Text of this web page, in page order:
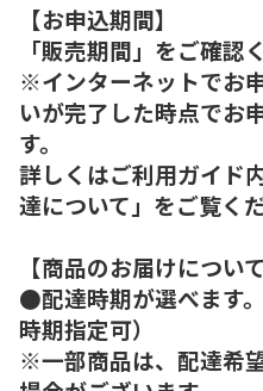
【お申込期間】
「販売期間」をご確認
※インターネットでお
いが完了した時点でお
す。
詳しくはご利用ガイド
達について」をご覧くだ
【商品のお届けについて
●配達時期が選べます
時期指定可）
※一部商品は、配達希